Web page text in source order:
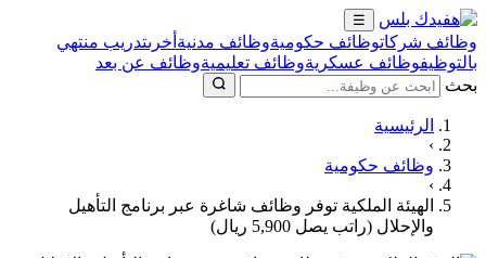
☰
وظائف شركاتوظائف حكوميةوظائف مدنية أخرىتدريب منتهي
بالتوظيفوظائف عسكريةوظائف تعليميةوظائف عن بعد
بحث
الرئيسية
›
وظائف حكومية
›
الهيئة الملكية توفر وظائف شاغرة عبر برنامج التأهيل
والإحلال (راتب يصل 5,900 ريال)